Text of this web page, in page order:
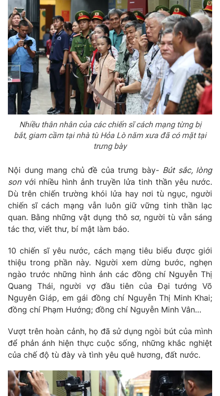
Nhiều thân nhân của các chiến sĩ cách mạng từng bị
bắt, giam cầm tại nhà tù Hỏa Lò năm xưa đã có mặt tại
trưng bày
Nội dung mang chủ đề của trưng bày- Bút sắc, lòng
sonvới nhiều hình ảnh truyền lửa tinh thần yêu nước.
Dù trên chiến trường khói lửa hay nơi tù ngục, người
chiến sĩ cách mạng vẫn luôn giữ vững tinh thần lạc
quan. Bằng những vật dụng thô sơ, người tù vẫn sáng
tác thơ, viết thư, bí mật làm báo.
10 chiến sĩ yêu nước, cách mạng tiêu biểu được giới
thiệu trong phần này. Người xem dừng bước, nghẹn
ngào trước những hình ảnh các đồng chí Nguyễn Thị
Quang Thái, người vợ đầu tiên của Đại tướng Võ
Nguyên Giáp, em gái đồng chí Nguyễn Thị Minh Khai;
đồng chí Phạm Hướng; đồng chí Nguyễn Minh Vân…
Vượt trên hoàn cảnh, họ đã sử dụng ngòi bút của mình
để phản ánh hiện thực cuộc sống, những khắc nghiệt
của chế độ tù đày và tình yêu quê hương, đất nước.